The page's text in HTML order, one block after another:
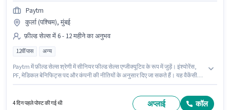
Paytm
कुर्ला (पश्चिम), मुंबई
फ़ील्ड सेल्स में 6 - 12 महीने का अनुभव
12वीं पास अन्य
Paytm में फ़ील्ड सेल्स श्रेणी में सीनियर फील्ड सेल्स एग्जीक्यूटिव के रूप में जुड़ें। इंश्योरेंस,
PF, मेडिकल बेनिफिट्स पद और कंपनी की नीतियों के अनुसार दिए जा सकते हैं। यह वैकेंसी
वाले के लिए खुली है, मासिक वेतन ₹35000 रहेगा।
4 दिन पहले पोस्ट की गई थी अप्लाई कॉल